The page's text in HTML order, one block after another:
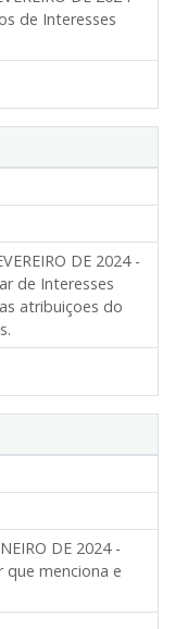
de Interesses
DE 2024 -
de Interesses
atribuiçoes do
DE 2024 -
que menciona e